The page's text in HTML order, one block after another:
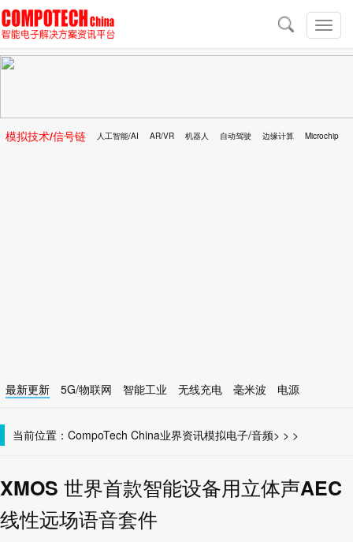
切
换
导
导
航
模拟技术/信号链 人工智能/AI AR/VR 机器人 自动驾驶 边缘计算 Microchip
最新更新 5G/物联网 智能工业 无线充电 毫米波
电源
当前位置： CompoTech China >
业界资讯 >
模拟电子/音频 >
XMOS 世界首款智能设备用立体声AEC
线性远场语音套件